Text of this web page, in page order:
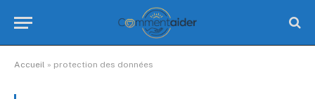
Accueil » protection des données